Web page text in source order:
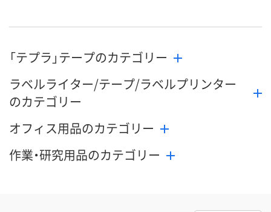
「テプラ」テープのカテゴリー
ラベルライター/テープ/ラベルプリンター
のカテゴリー
オフィス用品のカテゴリー
作業・研究用品のカテゴリー